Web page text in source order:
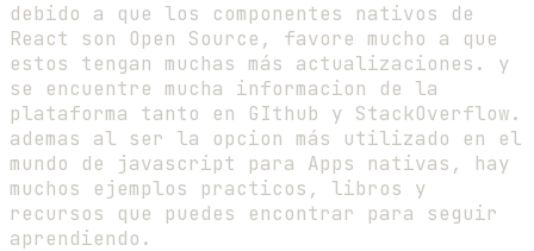
debido a que los componentes nativos de
React son Open Source, favore mucho a que
estos tengan muchas más actualizaciones. y
se encuentre mucha informacion de la
plataforma tanto en GIthub y StackOverflow.
ademas al ser la opcion más utilizado en el
mundo de javascript para Apps nativas, hay
muchos ejemplos practicos, libros y
recursos que puedes encontrar para seguir
aprendiendo.